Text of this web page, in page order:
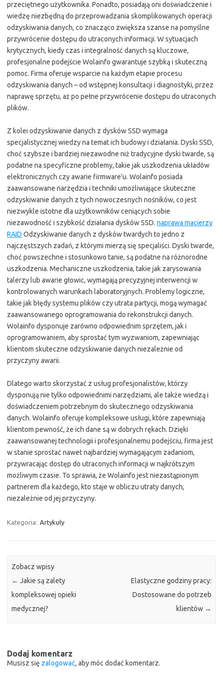
przeciętnego użytkownika. Ponadto, posiadają oni doświadczenie i
wiedzę niezbędną do przeprowadzania skomplikowanych operacji
odzyskiwania danych, co znacząco zwiększa szanse na pomyślne
przywrócenie dostępu do utraconych informacji. W sytuacjach
krytycznych, kiedy czas i integralność danych są kluczowe,
profesjonalne podejście Wolainfo gwarantuje szybką i skuteczną
pomoc. Firma oferuje wsparcie na każdym etapie procesu
odzyskiwania danych – od wstępnej konsultacji i diagnostyki, przez
naprawę sprzętu, aż po pełne przywrócenie dostępu do utraconych
plików.
Z kolei odzyskiwanie danych z dysków SSD wymaga
specjalistycznej wiedzy na temat ich budowy i działania. Dyski SSD,
choć szybsze i bardziej niezawodne niż tradycyjne dyski twarde, są
podatne na specyficzne problemy, takie jak uszkodzenia układów
elektronicznych czy awarie firmware’u. Wolainfo posiada
zaawansowane narzędzia i techniki umożliwiające skuteczne
odzyskiwanie danych z tych nowoczesnych nośników, co jest
niezwykle istotne dla użytkowników ceniących sobie
niezawodność i szybkość działania dysków SSD. naprawa macierzy
RAID Odzyskiwanie danych z dysków twardych to jedno z
najczęstszych zadań, z którymi mierzą się specjaliści. Dyski twarde,
choć powszechne i stosunkowo tanie, są podatne na różnorodne
uszkodzenia. Mechaniczne uszkodzenia, takie jak zarysowania
talerzy lub awarie głowic, wymagają precyzyjnej interwencji w
kontrolowanych warunkach laboratoryjnych. Problemy logiczne,
takie jak błędy systemu plików czy utrata partycji, mogą wymagać
zaawansowanego oprogramowania do rekonstrukcji danych.
Wolainfo dysponuje zarówno odpowiednim sprzętem, jak i
oprogramowaniem, aby sprostać tym wyzwaniom, zapewniając
klientom skuteczne odzyskiwanie danych niezależnie od
przyczyny awarii.
Dlatego warto skorzystać z usług profesjonalistów, którzy
dysponują nie tylko odpowiednimi narzędziami, ale także wiedzą i
doświadczeniem potrzebnym do skutecznego odzyskiwania
danych. Wolainfo oferuje kompleksowe usługi, które zapewniają
klientom pewność, że ich dane są w dobrych rękach. Dzięki
zaawansowanej technologii i profesjonalnemu podejściu, firma jest
w stanie sprostać nawet najbardziej wymagającym zadaniom,
przywracając dostęp do utraconych informacji w najkrótszym
możliwym czasie. To sprawia, że Wolainfo jest niezastąpionym
partnerem dla każdego, kto staje w obliczu utraty danych,
niezależnie od jej przyczyny.
Kategoria: Artykuły
Zobacz wpisy
← Jakie są zalety
kompleksowej opieki
medycznej?
Elastyczne godziny pracy:
Dostosowane do potrzeb
klientów →
Dodaj komentarz
Musisz się zalogować, aby móc dodać komentarz.